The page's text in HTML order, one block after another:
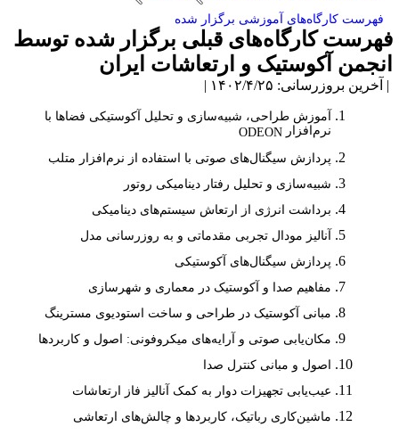
فهرست کارگاه‌های آموزشی برگزار شده
کارگاه‌های قبلی برگزار شده توسط
آکوستیک و ارتعاشات ایران
بروزرسانی: ۱۴۰۲/۴/۲۵ |
آموزش طراحی، شبیه‌سازی و تحلیل آکوستیکی فضاها با
نرم‌افزار ODEON
پردازش سیگنال‌های صوتی با استفاده از نرم‌افزار متلب
شبیه‌سازی و تحلیل رفتار دینامیکی روتور
برداشت انرژی از ارتعاش سیستم‌های دینامیکی
آنالیز مودال تجربی مقدماتی و به روزرسانی مدل
پردازش سیگنال‌های آکوستیکی
مفاهیم صدا و آکوستیک در معماری و شهرسازی
مبانی آکوستیک در طراحی و ساخت استودیوی مسترینگ
مکان‌یابی صوتی و آرایه‌های میکروفونی: اصول و کاربردها
اصول و مبانی کنترل صدا
عیب‌یابی تجهیزات دوار به کمک آنالیز فاز ارتعاشات
ماشین‌کاری رباتیک، کاربردها و چالش‌های ارتعاشی